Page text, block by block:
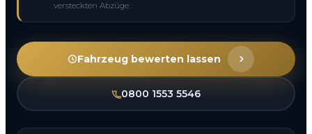
versteckten Abzüge.
Fahrzeug bewerten lassen
0800 1553 5546